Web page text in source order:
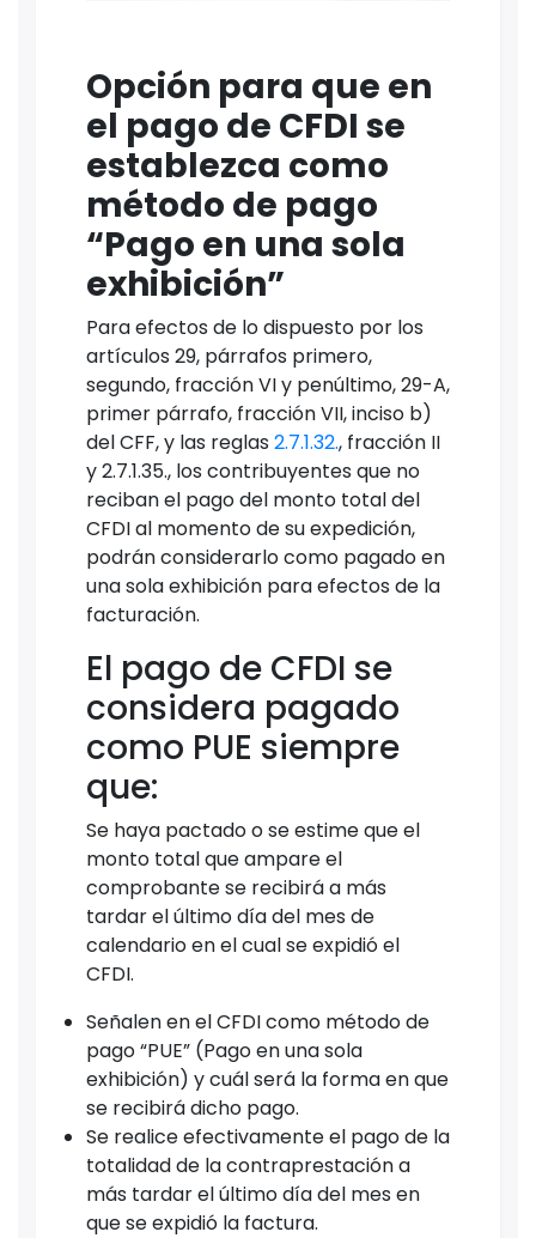
Opción para que en
el pago de CFDI se
establezca como
método de pago
“Pago en una sola
exhibición”
Para efectos de lo dispuesto por los
artículos 29, párrafos primero,
segundo, fracción VI y penúltimo, 29-A,
primer párrafo, fracción VII, inciso b)
del CFF, y las reglas 2.7.1.32., fracción II
y 2.7.1.35., los contribuyentes que no
reciban el pago del monto total del
CFDI al momento de su expedición,
podrán considerarlo como pagado en
una sola exhibición para efectos de la
facturación.
El pago de CFDI se
considera pagado
como PUE siempre
que:
Se haya pactado o se estime que el
monto total que ampare el
comprobante se recibirá a más
tardar el último día del mes de
calendario en el cual se expidió el
CFDI.
Señalen en el CFDI como método de
pago “PUE” (Pago en una sola
exhibición) y cuál será la forma en que
se recibirá dicho pago.
Se realice efectivamente el pago de la
totalidad de la contraprestación a
más tardar el último día del mes en
que se expidió la factura.